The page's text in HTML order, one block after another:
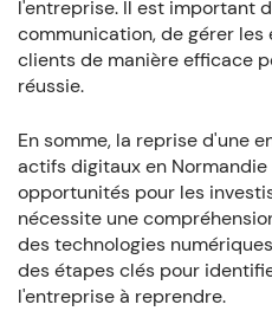
l'entreprise. Il est important
communication, de gérer
clients de manière efficace
réussie.
En somme, la reprise d'une
actifs digitaux en
opportunités pour les
nécessite une
des technologies
des étapes clés pour
l'entreprise à reprendre.